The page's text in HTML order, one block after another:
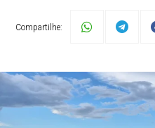
Compartilhe: